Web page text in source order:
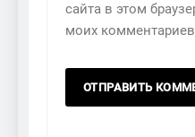
сайта в этом
моих